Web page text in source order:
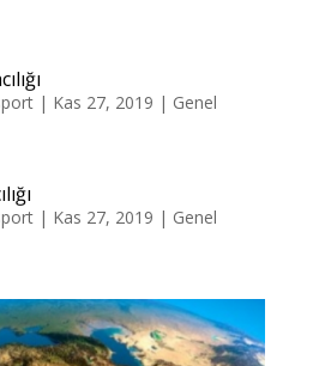
| Kas 27, 2019 | Genel
| Kas 27, 2019 | Genel